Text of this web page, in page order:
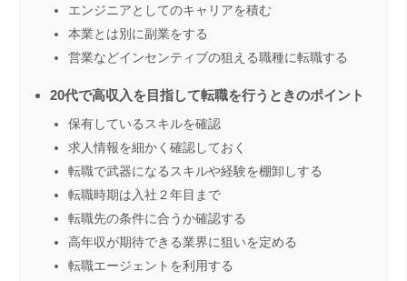
エンジニアとしてのキャリアを積む
本業とは別に副業をする
営業などインセンティブの狙える職種に転職する
20代で高収入を目指して転職を行うときのポイント
保有しているスキルを確認
求人情報を細かく確認しておく
転職で武器になるスキルや経験を棚卸しする
転職時期は入社２年目まで
転職先の条件に合うか確認する
高年収が期待できる業界に狙いを定める
転職エージェントを利用する